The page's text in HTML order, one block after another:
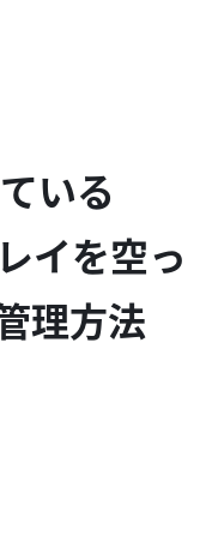
いる
イを空っ
理方法